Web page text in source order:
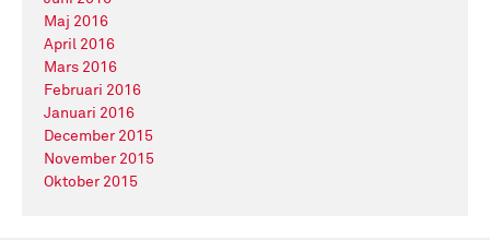
Maj 2016
April 2016
Mars 2016
Februari 2016
Januari 2016
December 2015
November 2015
Oktober 2015